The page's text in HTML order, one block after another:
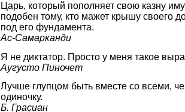
Царь, который пополняет свою казну
подобен тому, кто мажет крышу своего
под его фундамента.
Ас-Самарканди
Я не диктатор. Просто у меня такое
Аугусто Пиночет
Лучше глупцом быть вместе со всеми,
одиночку.
Б. Грасиан